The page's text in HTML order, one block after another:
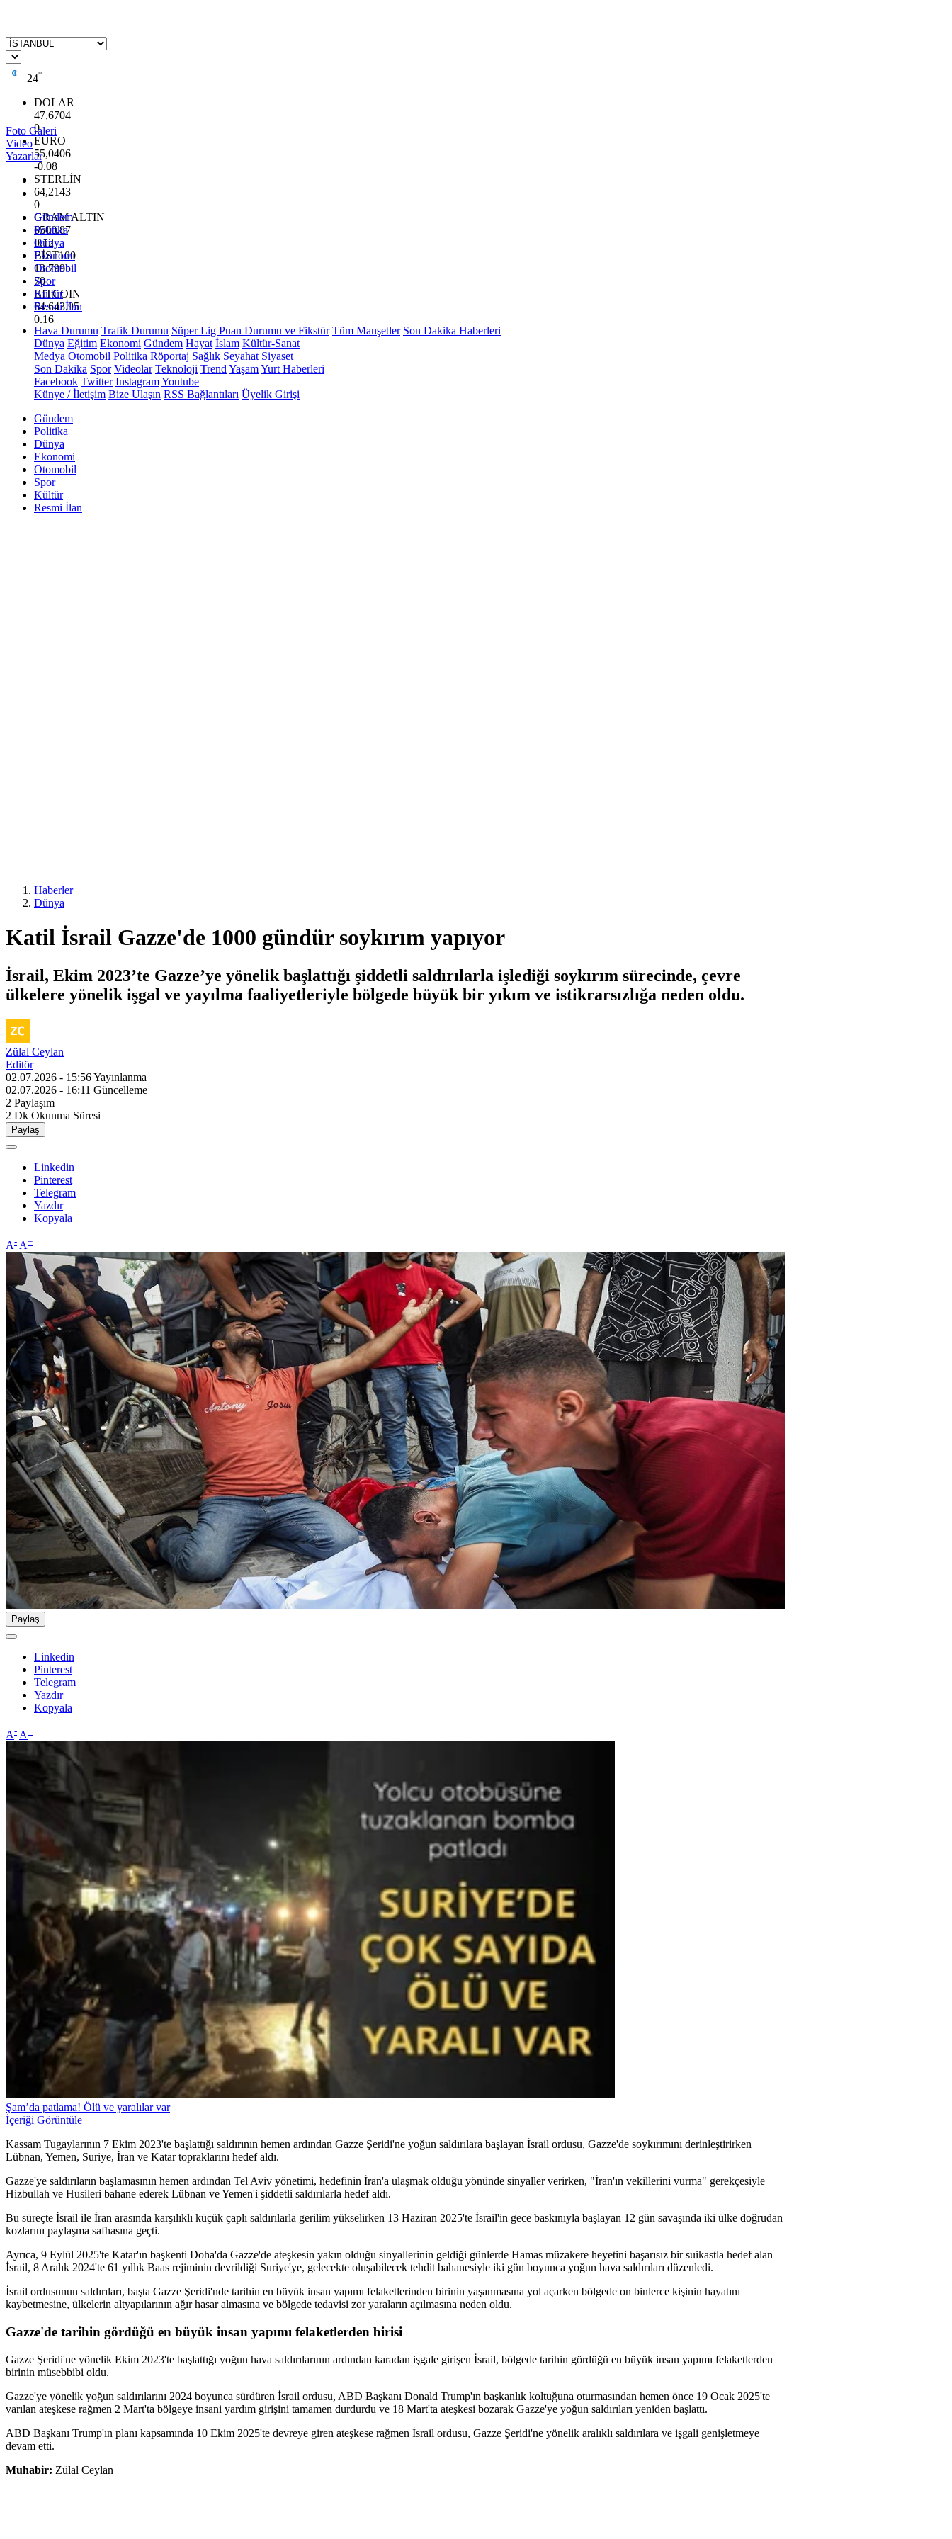
24°
DOLAR
47,6704
0
EURO
55,0406
-0.08
STERLİN
64,2143
0
GRAM ALTIN
6500.87
0.12
BİST100
13.799
70
BITCOIN
64.643,95
0.16
Foto Galeri
Video
Yazarlar
Gündem
Politika
Dünya
Ekonomi
Otomobil
Spor
Kültür
Resmi İlan
Hava Durumu Trafik Durumu Süper Lig Puan Durumu ve Fikstür Tüm Manşetler Son Dakika Haberleri
Dünya Eğitim Ekonomi Gündem Hayat İslam Kültür-Sanat
Medya Otomobil Politika Röportaj Sağlık Seyahat Siyaset
Son Dakika Spor Videolar Teknoloji Trend YaşamYurt Haberleri
Facebook Twitter InstagramYoutube
Künye / İletişim Bize Ulaşın RSS Bağlantıları Üyelik Girişi
Gündem
Politika
Dünya
Ekonomi
Otomobil
Spor
Kültür
Resmi İlan
Haberler
Dünya
Katil İsrail Gazze'de 1000 gündür soykırım yapıyor
İsrail, Ekim 2023’te Gazze’ye yönelik başlattığı şiddetli saldırılarla işlediği soykırım sürecinde, çevre
ülkelere yönelik işgal ve yayılma faaliyetleriyle bölgede büyük bir yıkım ve istikrarsızlığa neden oldu.
Zülal Ceylan
Editör
02.07.2026 - 15:56Yayınlanma
02.07.2026 - 16:11 Güncelleme
2 Paylaşım
2 Dk Okunma Süresi
Paylaş
Linkedin
Pinterest
Telegram
Yazdır
Kopyala
A- A+
Paylaş
Linkedin
Pinterest
Telegram
Yazdır
Kopyala
A- A+
Şam’da patlama! Ölü ve yaralılar var
İçeriği Görüntüle
Kassam Tugaylarının 7 Ekim 2023'te başlattığı saldırının hemen ardından Gazze Şeridi'ne yoğun saldırılara başlayan İsrail ordusu, Gazze'de soykırımını derinleştirirken
Lübnan, Yemen, Suriye, İran ve Katar topraklarını hedef aldı.
Gazze'ye saldırıların başlamasının hemen ardından Tel Aviv yönetimi, hedefinin İran'a ulaşmak olduğu yönünde sinyaller verirken, "İran'ın vekillerini vurma" gerekçesiyle
Hizbullah ve Husileri bahane ederek Lübnan ve Yemen'i şiddetli saldırılarla hedef aldı.
Bu süreçte İsrail ile İran arasında karşılıklı küçük çaplı saldırılarla gerilim yükselirken 13 Haziran 2025'te İsrail'in gece baskınıyla başlayan 12 gün savaşında iki ülke doğrudan
kozlarını paylaşma safhasına geçti.
Ayrıca, 9 Eylül 2025'te Katar'ın başkenti Doha'da Gazze'de ateşkesin yakın olduğu sinyallerinin geldiği günlerde Hamas müzakere heyetini başarısız bir suikastla hedef alan
İsrail, 8 Aralık 2024'te 61 yıllık Baas rejiminin devrildiği Suriye'ye, gelecekte oluşabilecek tehdit bahanesiyle iki gün boyunca yoğun hava saldırıları düzenledi.
İsrail ordusunun saldırıları, başta Gazze Şeridi'nde tarihin en büyük insan yapımı felaketlerinden birinin yaşanmasına yol açarken bölgede on binlerce kişinin hayatını
kaybetmesine, ülkelerin altyapılarının ağır hasar almasına ve bölgede tedavisi zor yaraların açılmasına neden oldu.
⁠Gazze'de tarihin gördüğü en büyük insan yapımı felaketlerden birisi
Gazze Şeridi'ne yönelik Ekim 2023'te başlattığı yoğun hava saldırılarının ardından karadan işgale girişen İsrail, bölgede tarihin gördüğü en büyük insan yapımı felaketlerden
birinin müsebbibi oldu.
Gazze'ye yönelik yoğun saldırılarını 2024 boyunca sürdüren İsrail ordusu, ABD Başkanı Donald Trump'ın başkanlık koltuğuna oturmasından hemen önce 19 Ocak 2025'te
varılan ateşkese rağmen 2 Mart'ta bölgeye insani yardım girişini tamamen durdurdu ve 18 Mart'ta ateşkesi bozarak Gazze'ye yoğun saldırıları yeniden başlattı.
ABD Başkanı Trump'ın planı kapsamında 10 Ekim 2025'te devreye giren ateşkese rağmen İsrail ordusu, Gazze Şeridi'ne yönelik aralıklı saldırılara ve işgali genişletmeye
devam etti.
Muhabir: Zülal Ceylan